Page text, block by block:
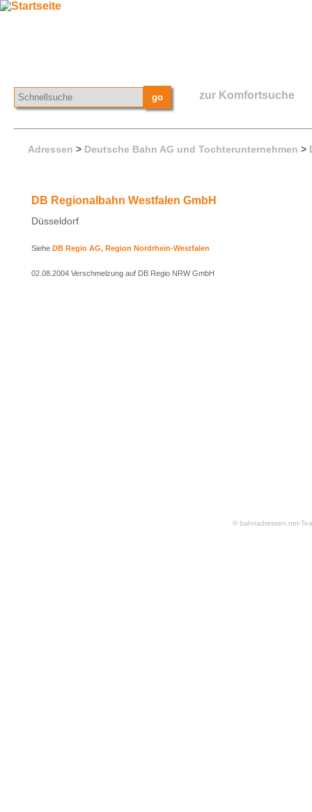
zur Komfortsuche
Adressen > Deutsche Bahn AG und Tochterunternehmen >
DB Regionalbahn Westfalen GmbH
Düsseldorf
Siehe DB Regio AG, Region Nordrhein-Westfalen
02.08.2004 Verschmelzung auf DB Regio NRW GmbH
© bahnadressen.net-